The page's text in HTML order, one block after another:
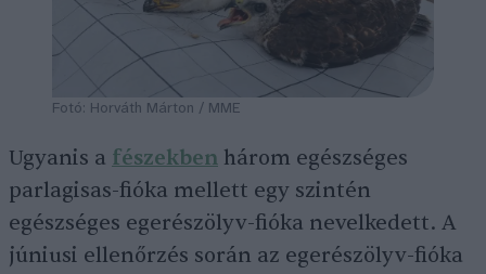
Fotó: Horváth Márton / MME
Ugyanis a fészekben három egészséges
parlagisas-fióka mellett egy szintén
egészséges egerészölyv-fióka nevelkedett. A
júniusi ellenőrzés során az egerészölyv-fióka